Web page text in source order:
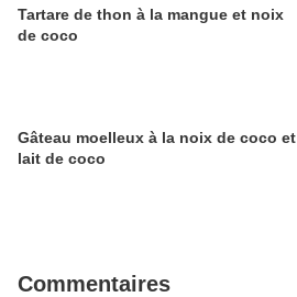
Tartare de thon à la mangue et noix
de coco
Gâteau moelleux à la noix de coco et
lait de coco
Commentaires